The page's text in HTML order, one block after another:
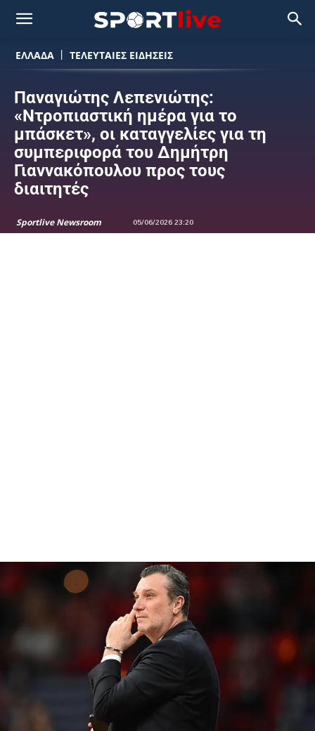
ΕΛΛΑΔΑ ΤΕΛΕΥΤΑΙΕΣ ΕΙΔΗΣΕΙΣ
Παναγιώτης Λεπενιώτης:
«Ντροπιαστική ημέρα για το
μπάσκετ», οι καταγγελίες για τη
συμπεριφορά του Δημήτρη
Γιαννακόπουλου προς τους
διαιτητές
Sportlive Newsroom 05/06/2026 23:20